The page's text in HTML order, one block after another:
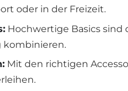
oder in der Freizeit.
Hochwertige Basics sind
kombinieren.
Mit den richtigen